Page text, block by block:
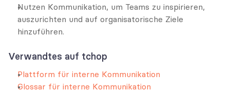
Nutzen Kommunikation, um Teams zu inspirieren,
auszurichten und auf organisatorische Ziele
hinzuführen.
Verwandtes auf tchop
Plattform für interne Kommunikation
Glossar für interne Kommunikation